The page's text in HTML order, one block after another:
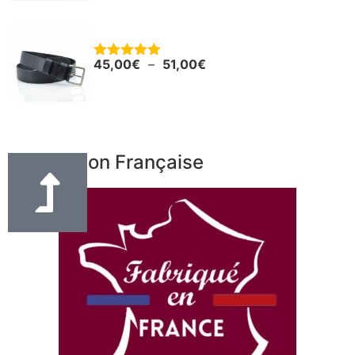
Note5.00
45,00€ – 51,00€
Fabrication Française